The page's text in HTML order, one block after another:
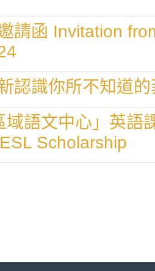
請函 Invitation
認識你所不知道的
語文中心」英語
Scholarship